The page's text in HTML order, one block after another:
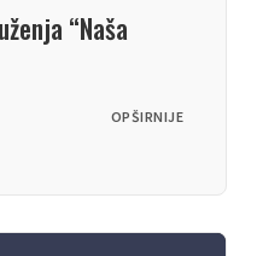
“Naša
OPŠIRNIJE